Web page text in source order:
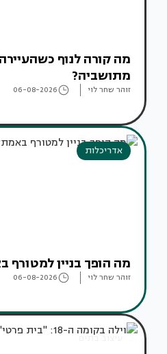
מה קורה לנוף
מתושביה?
זוהר שחר לוי 06-08-2026
אדריכלות
מה הופך בניין למטורף
זוהר שחר לוי 06-08-2026
עיצוב בתים